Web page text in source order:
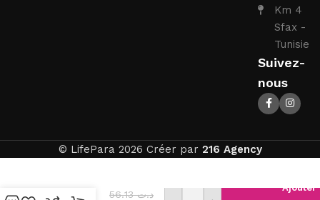
Km 4
Sfax -
Tunisie
Suivez-
nous
© LifePara 2026 Créer par 216 Agency
STYLOS À
د.ت56.13
Ajouter